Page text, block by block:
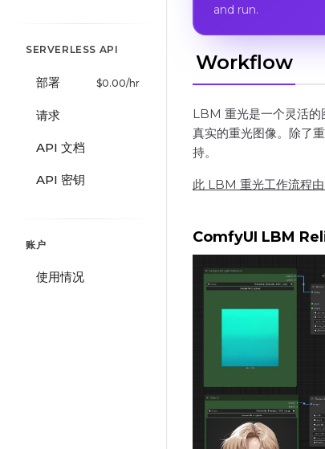
SERVERLESS API
部署 $0.00/hr
请求
API 文档
API 密钥
账户
使用情况
and run.
Workflow
LBM 重光是一个灵活
真实的重光图像。除了
持。
此 LBM 重光工作流程
ComfyUI LBM